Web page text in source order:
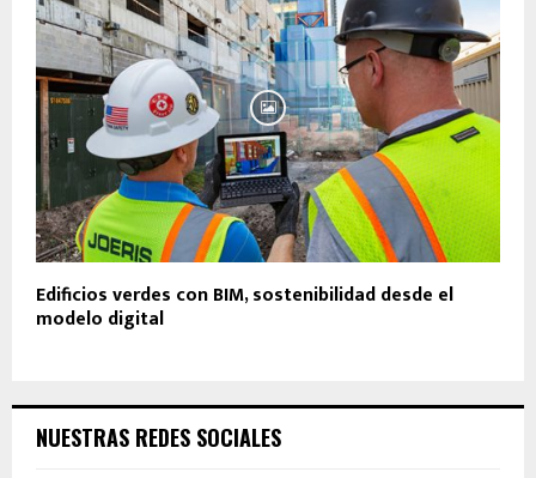
Edificios verdes con BIM, sostenibilidad desde el
modelo digital
NUESTRAS REDES SOCIALES